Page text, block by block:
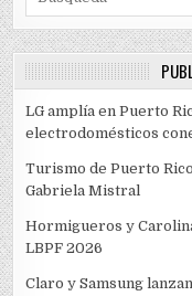
LG amplía en Puerto
electrodomésticos
Turismo de Puerto
Gabriela Mistral
Hormigueros y
LBPF 2026
Claro y Samsung